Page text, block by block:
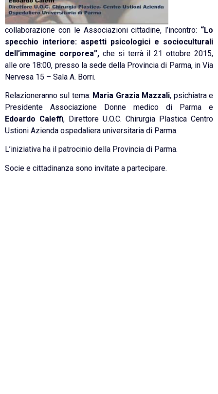
collaborazione con le Associazioni cittadine, l’incontro: “Lo
specchio interiore: aspetti psicologici e socioculturali
dell’immagine corporea”, che si terrà il 21 ottobre 2015,
alle ore 18:00, presso la sede della Provincia di Parma, in Via
Nervesa 15 – Sala A. Borri.
Relazioneranno sul tema: Maria Grazia Mazzali, psichiatra e
Presidente Associazione Donne medico di Parma e
Edoardo Caleffi, Direttore U.O.C. Chirurgia Plastica Centro
Ustioni Azienda ospedaliera universitaria di Parma.
L’iniziativa ha il patrocinio della Provincia di Parma.
Socie e cittadinanza sono invitate a partecipare.